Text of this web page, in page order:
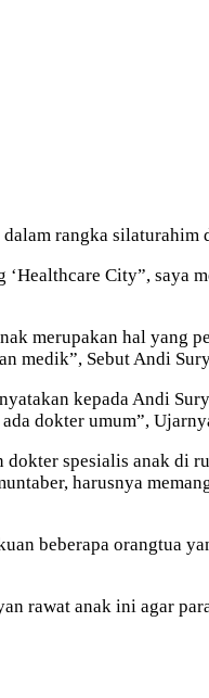
rangka
City”, saya
merupakan hal yang
medik”, Sebut Andi
kepada Andi
dokter umum”,
spesialis anak di
harusnya
beberapa orangtua
rawat anak ini agar